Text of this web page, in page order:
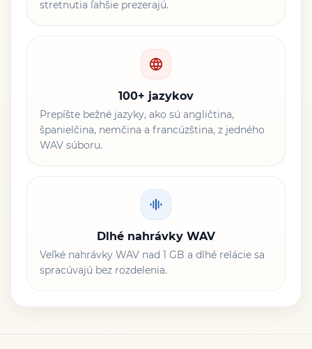
stretnutia ľahšie prezerajú.
100+ jazykov
Prepíšte bežné jazyky, ako sú angličtina,
španielčina, nemčina a francúzština, z jedného
WAV súboru.
Dlhé nahrávky WAV
Veľké nahrávky WAV nad 1 GB a dlhé relácie sa
spracúvajú bez rozdelenia.